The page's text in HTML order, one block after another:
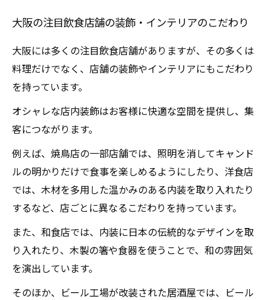
大阪の注目飲食店舗の装飾・インテリアのこだわり
大阪には多くの注目飲食店舗がありますが、その多くは
料理だけでなく、店舗の装飾やインテリアにもこだわり
を持っています。
オシャレな店内装飾はお客様に快適な空間を提供し、集
客につながります。
例えば、焼鳥店の一部店舗では、照明を消してキャンド
ルの明かりだけで食事を楽しめるようにしたり、洋食店
では、木材を多用した温かみのある内装を取り入れたり
するなど、店ごとに異なるこだわりを持っています。
また、和食店では、内装に日本の伝統的なデザインを取
り入れたり、木製の箸や食器を使うことで、和の雰囲気
を演出しています。
そのほか、ビール工場が改装された居酒屋では、ビール